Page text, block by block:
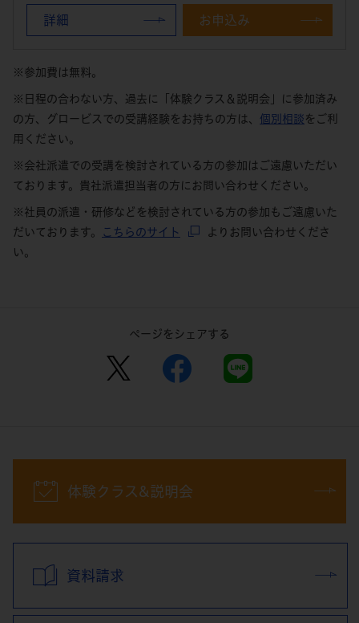
詳細 お申込み
※参加費は無料。
※日程の合わない方、過去に「体験クラス＆説明会」に参加済み
の方、グロービスでの受講経験をお持ちの方は、 個別相談 をご利
用ください。
※会社派遣での受講を検討されている方の参加はご遠慮いただい
ております。貴社派遣担当者の方にお問い合わせください。
※社員の派遣・研修などを検討されている方の参加もご遠慮いた
だいております。
こちらのサイト
よりお問い合わせくださ
い。
ページをシェアする
体験クラス&説明会
資料請求